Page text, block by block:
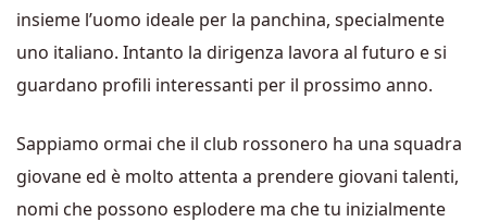
insieme l’uomo ideale per la panchina, specialmente
uno italiano. Intanto la dirigenza lavora al futuro e si
guardano profili interessanti per il prossimo anno.
Sappiamo ormai che il club rossonero ha una squadra
giovane ed è molto attenta a prendere giovani talenti,
nomi che possono esplodere ma che tu inizialmente